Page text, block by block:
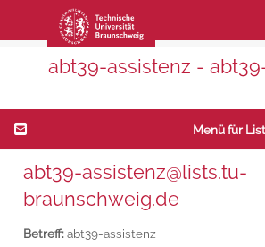
abt39-assistenz -
Menü für
abt39-assistenz@lists.tu-
braunschweig.de
Betreff:abt39-assistenz